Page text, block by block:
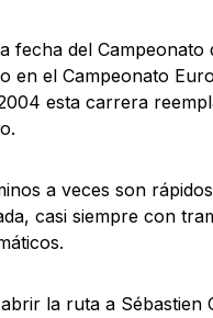
fecha del Campeonato
en el Campeonato
esta carrera
a veces son
casi siempre con
la ruta a Sébastien